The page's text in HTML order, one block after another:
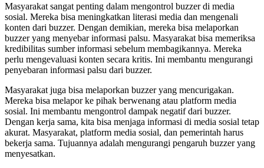
Masyarakat sangat penting dalam mengontrol buzzer di media
sosial. Mereka bisa meningkatkan literasi media dan mengenali
konten dari buzzer. Dengan demikian, mereka bisa melaporkan
buzzer yang menyebar informasi palsu. Masyarakat bisa memeriksa
kredibilitas sumber informasi sebelum membagikannya. Mereka
perlu mengevaluasi konten secara kritis. Ini membantu mengurangi
penyebaran informasi palsu dari buzzer.
Masyarakat juga bisa melaporkan buzzer yang mencurigakan.
Mereka bisa melapor ke pihak berwenang atau platform media
sosial. Ini membantu mengontrol dampak negatif dari buzzer.
Dengan kerja sama, kita bisa menjaga informasi di media sosial tetap
akurat. Masyarakat, platform media sosial, dan pemerintah harus
bekerja sama. Tujuannya adalah mengurangi pengaruh buzzer yang
menyesatkan.